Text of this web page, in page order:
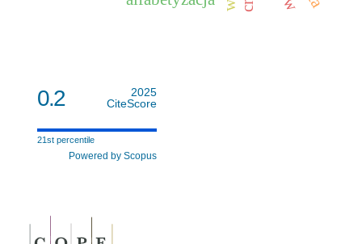
0.2
2025
CiteScore
21st percentile
Powered by Scopus